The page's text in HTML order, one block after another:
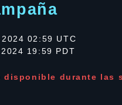
02:59 UTC
19:59 PDT
disponible durante las